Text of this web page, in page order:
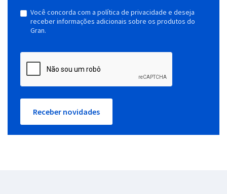
Você concorda com a política de privacidade e deseja
receber informações adicionais sobre os produtos do
Gran.
Receber novidades